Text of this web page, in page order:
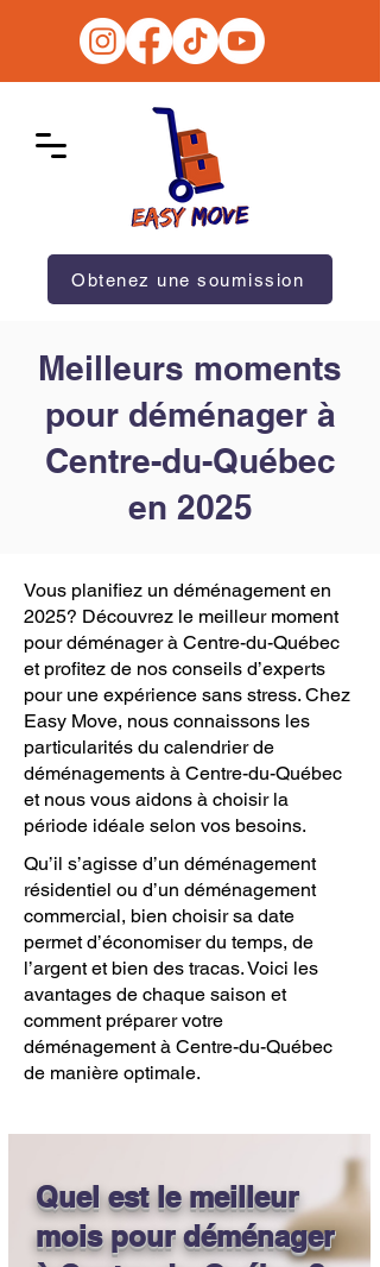
Obtenez une soumission
Meilleurs moments
pour déménager à
Centre-du-Québec
en 2025
Vous planifiez un déménagement en
2025? Découvrez le meilleur moment
pour déménager à Centre-du-Québec
et profitez de nos conseils d’experts
pour une expérience sans stress. Chez
Easy Move, nous connaissons les
particularités du calendrier de
déménagements à Centre-du-Québec
et nous vous aidons à choisir la
période idéale selon vos besoins.
Qu’il s’agisse d’un déménagement
résidentiel ou d’un déménagement
commercial, bien choisir sa date
permet d’économiser du temps, de
l’argent et bien des tracas. Voici les
avantages de chaque saison et
comment préparer votre
déménagement à Centre-du-Québec
de manière optimale.
Quel est le meilleur
mois pour déménager